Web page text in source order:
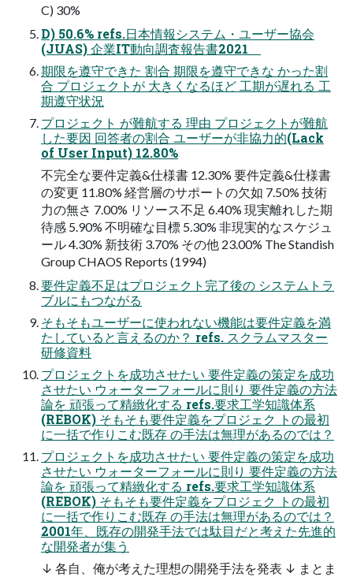
C) 30%
D) 50.6% refs.日本情報システム・ユーザー協会
(JUAS) 企業IT動向調査報告書2021
期限を遵守できた 割合 期限を遵守できな かった割
合 プロジェクトが 大きくなるほど 工期が遅れる 工
期遵守状況
プロジェクト が難航する 理由 プロジェクトが難航
した要因 回答者の割合 ユーザーが非協力的(Lack
of User Input) 12.80%
不完全な要件定義&仕様書 12.30% 要件定義&仕様書
の変更 11.80% 経営層のサポートの欠如 7.50% 技術
力の無さ 7.00% リソース不足 6.40% 現実離れした期
待感 5.90% 不明確な目標 5.30% 非現実的なスケジュ
ール 4.30% 新技術 3.70% その他 23.00% The Standish
Group CHAOS Reports (1994)
要件定義不足はプロジェクト完了後の システムトラ
ブルにもつながる
そもそもユーザーに使われない機能は要件定義を満
たしていると言えるのか？ refs. スクラムマスター
研修資料
プロジェクトを成功させたい 要件定義の策定を成功
させたい ウォーターフォールに則り 要件定義の方法
論を 頑張って精緻化する refs.要求工学知識体系
(REBOK) そもそも要件定義をプロジェク トの最初
に一括で作りこむ既存 の手法は無理があるのでは？
プロジェクトを成功させたい 要件定義の策定を成功
させたい ウォーターフォールに則り 要件定義の方法
論を 頑張って精緻化する refs.要求工学知識体系
(REBOK) そもそも要件定義をプロジェク トの最初
に一括で作りこむ既存 の手法は無理があるのでは？
2001年、既存の開発手法では駄目だと考えた先進的
な開発者が集う
↓ 各自、俺が考えた理想の開発手法を発表 ↓ まとま